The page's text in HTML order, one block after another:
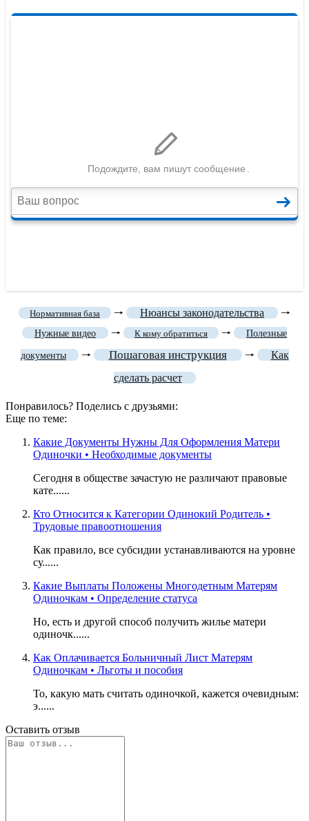
Нормативная база 🠒 Нюансы законодательства 🠒
Нужные видео 🠒 К кому обратиться 🠒 Полезные
документы 🠒 Пошаговая инструкция 🠒
Как
сделать расчет
Понравилось? Поделись с друзьями:
Еще по теме:
Какие Документы Нужны Для Оформления Матери
Одиночки • Необходимые документы
Сегодня в обществе зачастую не различают правовые
кате......
Кто Относится к Категории Одинокий Родитель •
Трудовые правоотношения
Как правило, все субсидии устанавливаются на уровне
су......
Какие Выплаты Положены Многодетным Матерям
Одиночкам • Определение статуса
Но, есть и другой способ получить жилье матери
одиночк......
Как Оплачивается Больничный Лист Матерям
Одиночкам • Льготы и пособия
То, какую мать считать одиночкой, кажется очевидным:
э......
Оставить отзыв